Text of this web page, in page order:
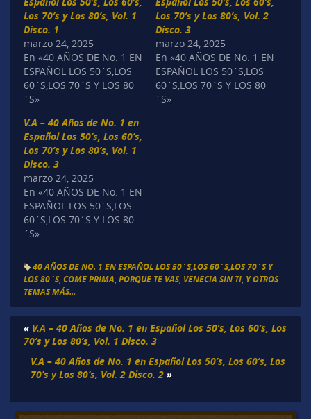
Los 70’s y Los 80’s, Vol. 1
Disco. 1
marzo 24, 2025
En «40 AÑOS DE No. 1 EN
ESPAÑOL LOS 50´S,LOS
60´S,LOS 70´S Y LOS 80
´S»
Los 70’s y Los 80’s, Vol. 2
Disco. 3
marzo 24, 2025
En «40 AÑOS DE No. 1 EN
ESPAÑOL LOS 50´S,LOS
60´S,LOS 70´S Y LOS 80
´S»
V.A – 40 Años de No. 1 en
Español Los 50’s, Los 60’s,
Los 70’s y Los 80’s, Vol. 1
Disco. 3
marzo 24, 2025
En «40 AÑOS DE No. 1 EN
ESPAÑOL LOS 50´S,LOS
60´S,LOS 70´S Y LOS 80
´S»
40 AÑOS DE NO. 1 EN ESPAÑOL LOS 50´S,LOS 60´S,LOS 70´S Y
LOS 80´S, COME PRIMA PORQUE TE VAS, VENECIA SIN TI, Y OTROS
TEMAS MÁS...
« V.A – 40 Años de No. 1 en Español Los 50’s, Los 60’s, Los
70’s y Los 80’s, Vol. 1 Disco. 3
V.A – 40 Años de No. 1 en Español Los 50’s, Los 60’s, Los
70’s y Los 80’s, Vol. 2 Disco. 2 »